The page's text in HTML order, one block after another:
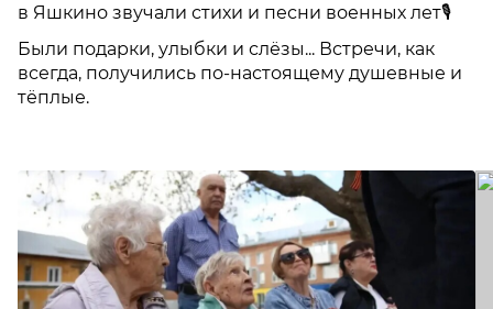
в Яшкино звучали стихи и песни военных лет🎙
Были подарки, улыбки и слёзы... Встречи, как
всегда, получились по-настоящему душевные и
тёплые.